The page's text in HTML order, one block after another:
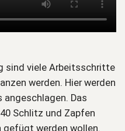
sind viele Arbeitsschritte
werden. Hier werden
Das
Schlitz und Zapfen
gefügt werden wollen.